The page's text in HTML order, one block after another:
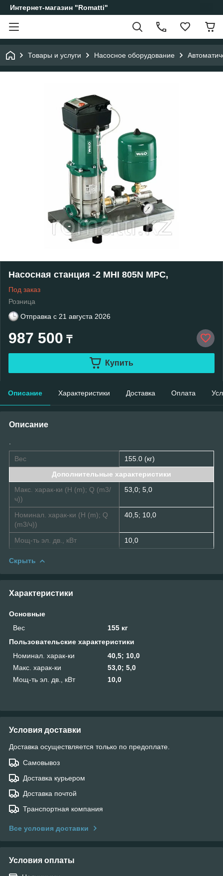
Интернет-магазин "Romatti"
Товары и услуги Насосное оборудование
Насосная станция -2 MHI 805N MPC,
Под заказ
Розница
Отправка с 21 августа 2026
987 500 ₸
Купить
Описание Характеристики Доставка Оплата
Описание
Вес
155.0 (кг)
Дополнительные характеристики
Макс. харак-ки (H (m); Q (m3/
ч))
53,0; 5,0
Номинал. харак-ки (H (m); Q
(m3/ч))
40,5; 10,0
Мощ-ть эл. дв., кВт 10,0
Скрыть
Характеристики
Основные
Вес
155 кг
Пользовательские характеристики
Номинал. харак-ки
40,5; 10,0
Макс. харак-ки
53,0; 5,0
Мощ-ть эл. дв., кВт
10,0
Условия доставки
Доставка осуществляется только по предоплате.
Самовывоз
Доставка курьером
Доставка почтой
Транспортная компания
Все условия доставки
Условия оплаты